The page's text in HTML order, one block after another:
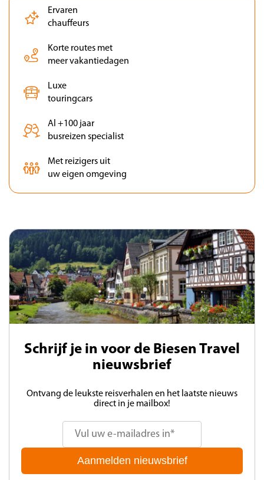
Na het ontbijt vertrekken we naar Nederland,
waar we in de vroege avond zullen aankomen.
Ervaren
chauffeurs
Korte routes met
meer vakantiedagen
Luxe
touringcars
Al +100 jaar
busreizen specialist
Met reizigers uit
uw eigen omgeving
Schrijf je in voor de Biesen Travel
nieuwsbrief
Ontvang de leukste reisverhalen en het laatste nieuws
direct in je mailbox!
Aanmelden nieuwsbrief